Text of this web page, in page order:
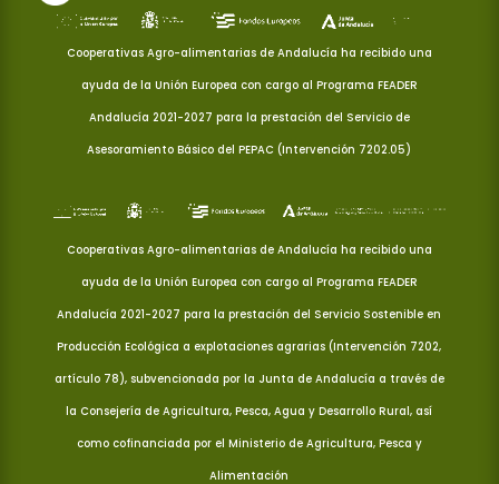
Cooperativas Agro-alimentarias de Andalucía ha recibido una
ayuda de la Unión Europea con cargo al Programa FEADER
Andalucía 2021-2027 para la prestación del Servicio de
Asesoramiento Básico del PEPAC (Intervención 7202.05)
Cooperativas Agro-alimentarias de Andalucía ha recibido una
ayuda de la Unión Europea con cargo al Programa FEADER
Andalucía 2021-2027 para la prestación del Servicio Sostenible en
Producción Ecológica a explotaciones agrarias (Intervención 7202,
artículo 78), subvencionada por la Junta de Andalucía a través de
la Consejería de Agricultura, Pesca, Agua y Desarrollo Rural, así
como cofinanciada por el Ministerio de Agricultura, Pesca y
Alimentación